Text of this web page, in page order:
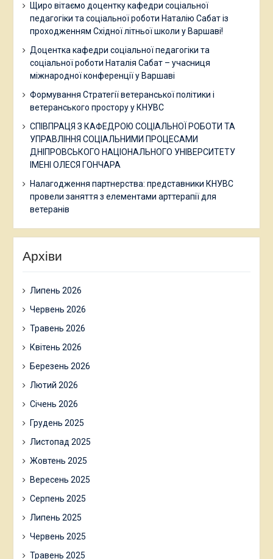
Щиро вітаємо доцентку кафедри соціальної
педагогіки та соціальної роботи Наталію Сабат із
проходженням Східної літньої школи у Варшаві!
Доцентка кафедри соціальної педагогіки та
соціальної роботи Наталія Сабат – учасниця
міжнародної конференції у Варшаві
Формування Стратегії ветеранської політики і
ветеранського простору у КНУВС
СПІВПРАЦЯ З КАФЕДРОЮ СОЦІАЛЬНОЇ РОБОТИ ТА
УПРАВЛІННЯ СОЦІАЛЬНИМИ ПРОЦЕСАМИ
ДНІПРОВСЬКОГО НАЦІОНАЛЬНОГО УНІВЕРСИТЕТУ
ІМЕНІ ОЛЕСЯ ГОНЧАРА
Налагодження партнерства: представники КНУВС
провели заняття з елементами арттерапії для
ветеранів
Архіви
Липень 2026
Червень 2026
Травень 2026
Квітень 2026
Березень 2026
Лютий 2026
Січень 2026
Грудень 2025
Листопад 2025
Жовтень 2025
Вересень 2025
Серпень 2025
Липень 2025
Червень 2025
Травень 2025